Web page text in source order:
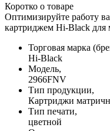
Коротко о товаре
Оптимизируйте работу
картриджем Hi-Black для
Торговая марка
Hi-Black
Модель,
2966FNV
Тип продукции,
Картриджи
Тип печати,
цветной